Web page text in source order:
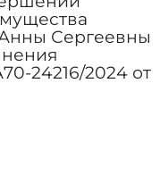
Сергеевны
24216/2024 от